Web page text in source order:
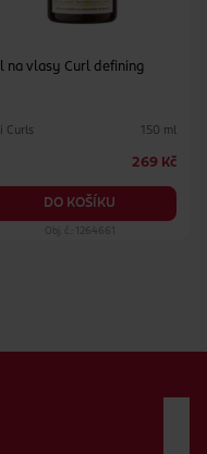
na vlasy Curl defining
Curls 150 ml
269 Kč
DO KOŠÍKU
Obj. č.: 1264661